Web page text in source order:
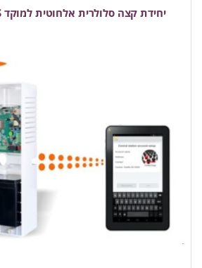
יחידת קצה סלולרית אלחוטית למוקד AV4044GSM_CS